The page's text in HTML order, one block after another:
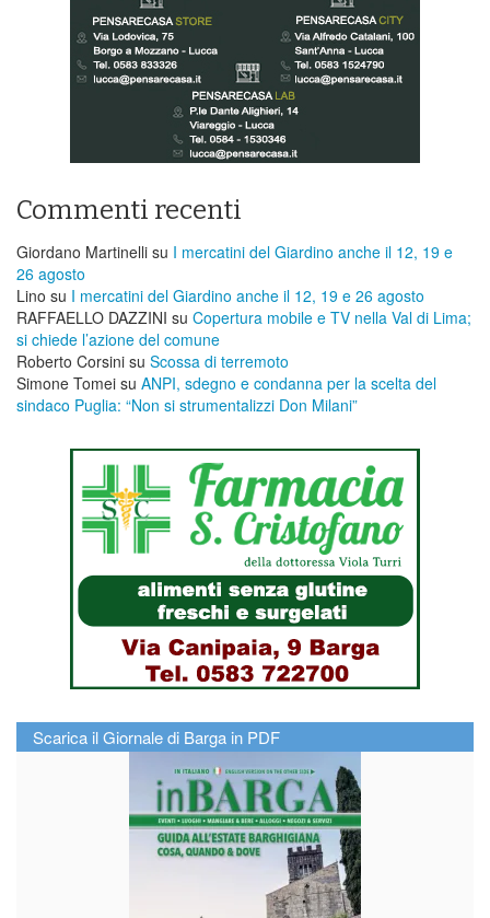
Commenti recenti
Giordano Martinelli su I mercatini del Giardino anche il 12, 19 e
26 agosto
Lino su I mercatini del Giardino anche il 12, 19 e 26 agosto
RAFFAELLO DAZZINI su ​Copertura mobile e TV nella Val di Lima;
si chiede l’azione del comune
Roberto Corsini su Scossa di terremoto
Simone Tomei su ANPI, sdegno e condanna per la scelta del
sindaco Puglia: “Non si strumentalizzi Don Milani”
Scarica il Giornale di Barga in PDF